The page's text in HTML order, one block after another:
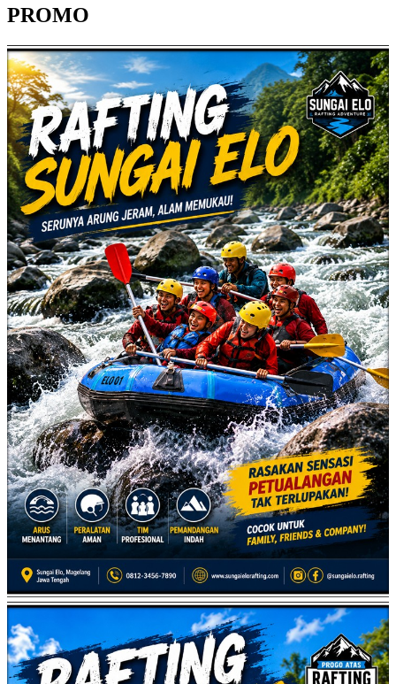
PROMO